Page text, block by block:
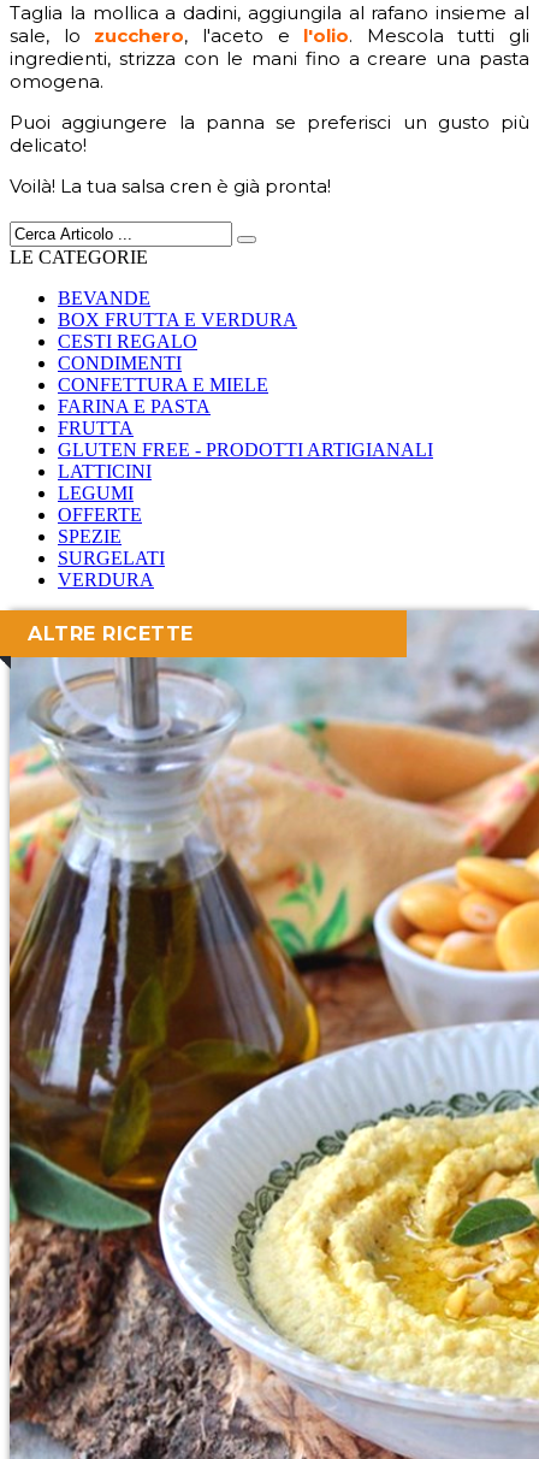
Taglia la mollica a dadini, aggiungila al rafano insieme al
sale, lo zucchero, l'aceto e l'olio. Mescola tutti gli
ingredienti, strizza con le mani fino a creare una pasta
omogena.
Puoi aggiungere la panna se preferisci un gusto più
delicato!
Voilà! La tua salsa cren è già pronta!
LE CATEGORIE
BEVANDE
BOX FRUTTA E VERDURA
CESTI REGALO
CONDIMENTI
CONFETTURA E MIELE
FARINA E PASTA
FRUTTA
GLUTEN FREE - PRODOTTI ARTIGIANALI
LATTICINI
LEGUMI
OFFERTE
SPEZIE
SURGELATI
VERDURA
ALTRE RICETTE